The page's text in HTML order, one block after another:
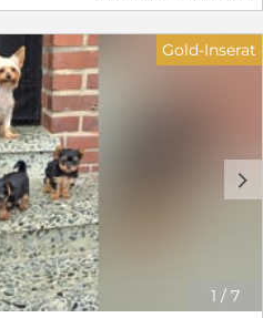
1 / 7
d
Gold-Inserat